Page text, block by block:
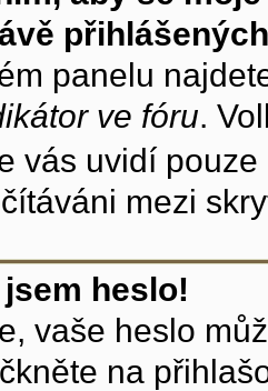
panelu
ve fóru.
vás uvidí
mezi
heslo!
vaše heslo
na